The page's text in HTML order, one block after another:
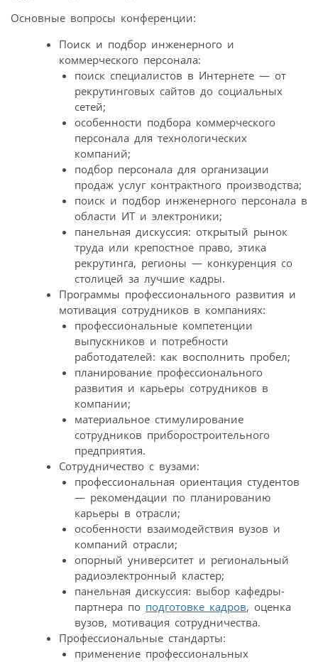
Основные вопросы конференции:
Поиск и подбор инженерного и
коммерческого персонала:
поиск специалистов в Интернете — от
рекрутинговых сайтов до социальных
сетей;
особенности подбора коммерческого
персонала для технологических
компаний;
подбор персонала для организации
продаж услуг контрактного производства;
поиск и подбор инженерного персонала в
области ИТ и электроники;
панельная дискуссия: открытый рынок
труда или крепостное право, этика
рекрутинга, регионы — конкуренция со
столицей за лучшие кадры.
Программы профессионального развития и
мотивация сотрудников в компаниях:
профессиональные компетенции
выпускников и потребности
работодателей: как восполнить пробел;
планирование профессионального
развития и карьеры сотрудников в
компании;
материальное стимулирование
сотрудников приборостроительного
предприятия.
Сотрудничество с вузами:
профессиональная ориентация студентов
— рекомендации по планированию
карьеры в отрасли;
особенности взаимодействия вузов и
компаний отрасли;
опорный университет и региональный
радиоэлектронный кластер;
панельная дискуссия: выбор кафедры-
партнера по подготовке кадров, оценка
вузов, мотивация сотрудничества.
Профессиональные стандарты:
применение профессиональных